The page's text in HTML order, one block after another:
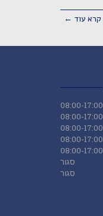
קרא עוד ←
08:00-17:00
08:00-17:00
08:00-17:00
08:00-17:00
08:00-17:00
סגור
סגור